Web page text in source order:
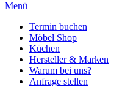
Menü
Termin buchen
Möbel Shop
Küchen
Hersteller & Marken
Warum bei uns?
Anfrage stellen